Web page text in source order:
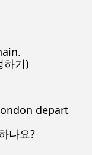
하기)
depart
나요?